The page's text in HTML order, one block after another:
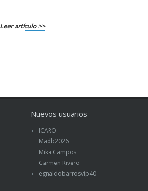
Leer artículo >>
Nuevos usuarios
ICARO
Madb2026
Mika Campos
Carmen Rivero
egnaldobarrosvip40